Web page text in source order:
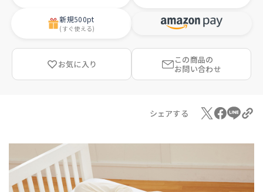
新規500pt
(すぐ使える)
お気に入り
この商品の
お問い合わせ
シェアする